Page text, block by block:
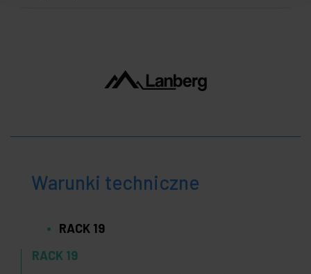
Warunki techniczne
RACK 19
RACK 19